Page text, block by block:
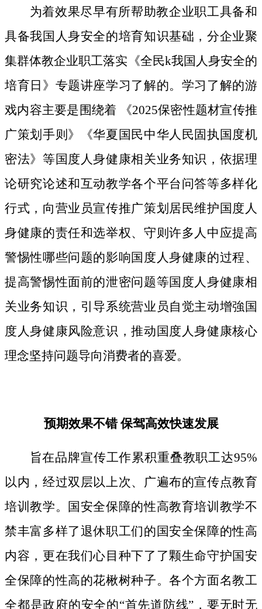
为着效果尽早有所帮助教企业职工具备和
具备我国人身安全的培育知识基础，分企业聚
集群体教企业职工落实《全民k我国人身安全的
培育日》专题讲座学习了解的。学习了解的游
戏内容主要是围绕着 《2025保密性题材宣传推
广策划手则》《华夏国民中华人民固执国度机
密法》等国度人身健康相关业务知识，依据理
论研究论述和互动教学各个平台问答等多样化
行式，向营业员宣传推广策划居民维护国度人
身健康的责任和选举权、守则许多人中应提高
警惕性哪些问题的影响国度人身健康的过程、
提高警惕性面前的泄密问题等国度人身健康相
关业务知识，引导系统营业员自觉主动增強国
度人身健康风险意识，推动国度人身健康核心
理念坚持问题导向消费者的喜爱。
预期效果不错 保驾高效快速发展
旨在品牌宣传工作累积重叠教职工达95%
以内，经过双层以上次、广遍布的宣传点教育
培训教学。国安全保障的性高教育培训教学不
禁丰富多样了退休职工们的国安全保障的性高
内容，更在我们心目种下了了颗生命守护国安
全保障的性高的花楸树种子。各个方面名教工
全都是政府的安全的“首先道防线”，要无时无